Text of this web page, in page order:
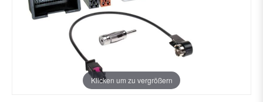
Kategorien
Keine Suchergebnisse gefunden.
Klicken um zu vergrößern